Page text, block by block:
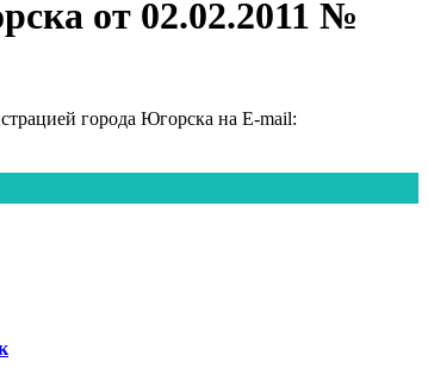
от 02.02.2011 №
города Югорска на E-mail: